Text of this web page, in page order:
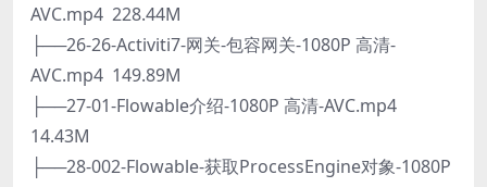
AVC.mp4 228.44M
├──26-26-Activiti7-网关-包容网关-1080P 高清-
AVC.mp4 149.89M
├──27-01-Flowable介绍-1080P 高清-AVC.mp4
14.43M
├──28-002-Flowable-获取ProcessEngine对象-1080P